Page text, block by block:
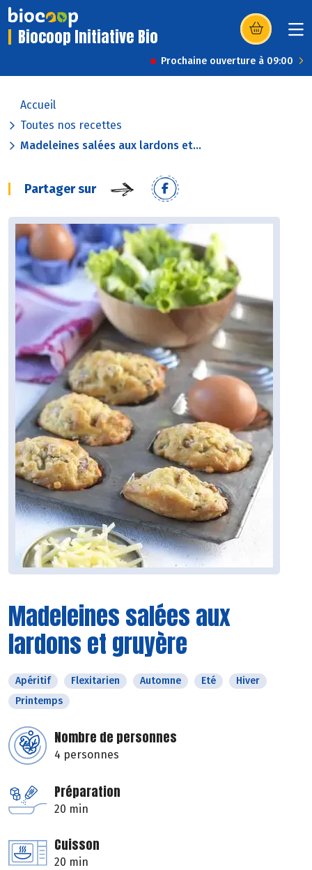
Biocoop Initiative Bio (s’ouvre dans
Prochaine ouverture à 09:00
Accueil
Toutes nos recettes
Madeleines salées aux lardons et...
Partager sur
Madeleines salées aux
lardons et gruyère
Apéritif Flexitarien Automne Eté
Hiver
Printemps
Nombre de personnes
4 personnes
Préparation
20 min
Cuisson
20 min